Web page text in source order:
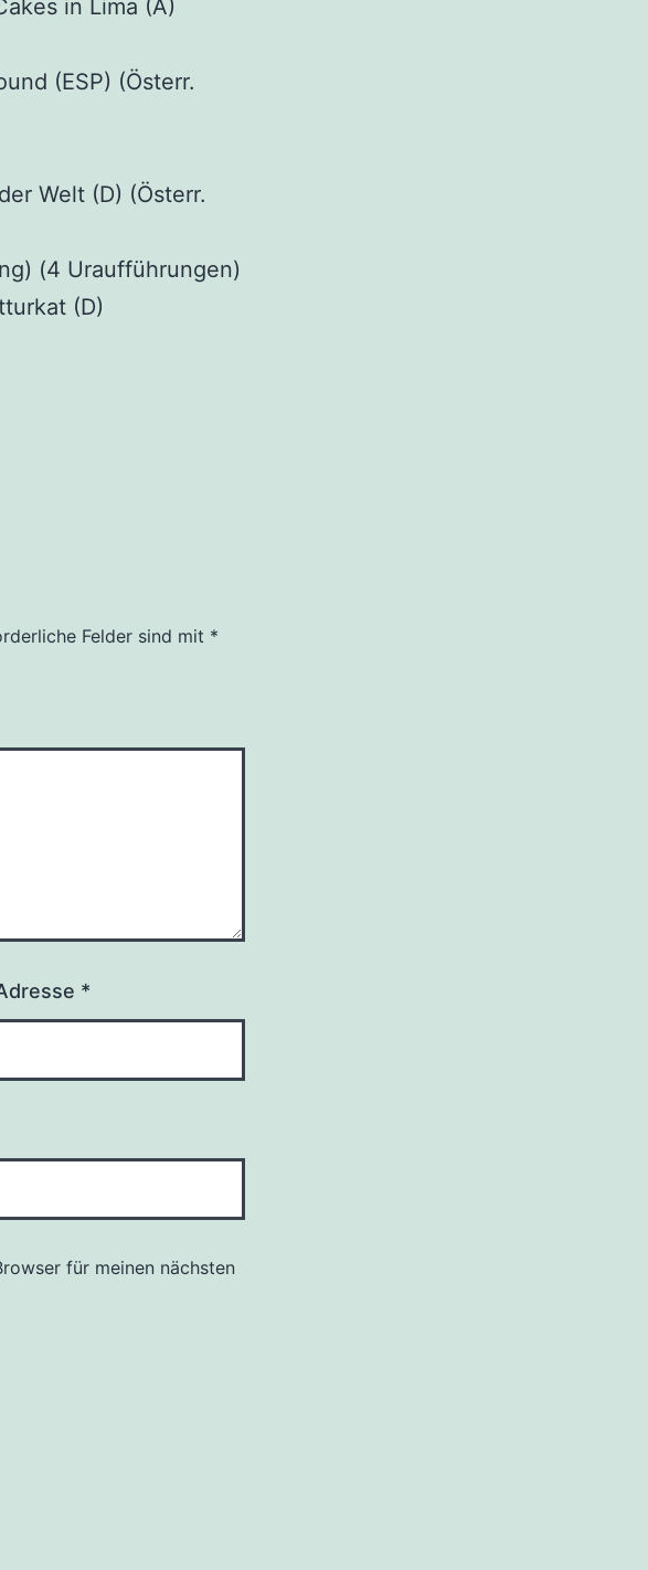
in Lima (A)
(ESP) (Österr.
Welt (D) (Österr.
(4 Uraufführungen)
(D)
Felder sind mit *
*
für meinen nächsten